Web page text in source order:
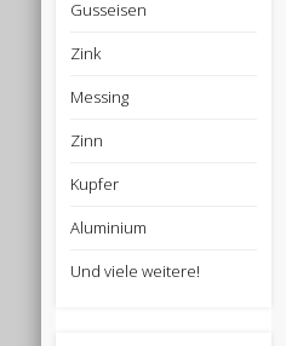
Gusseisen
Zink
Messing
Zinn
Kupfer
Aluminium
Und viele weitere!